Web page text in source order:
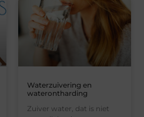
Waterzuivering en
waterontharding
Zuiver water, dat is niet